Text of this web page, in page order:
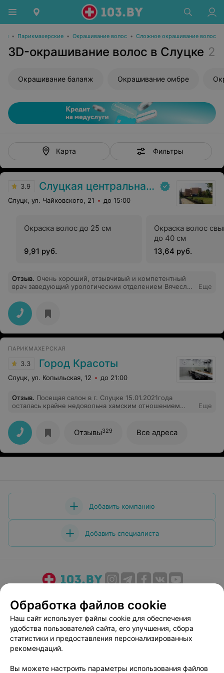
• Парикмахерские • Окрашивание волос • Сложное окрашивание волос
3D-окрашивание волос в Слуцке 2
Окрашивание балаяж Окрашивание омбре
Карта Фильтры
3.9 Слуцкая центральная районная больница
Слуцк, ул. Чайковского, 21 до 15:00
Окраска волос до 25 см
9,91 руб.
Окраска волос
до 40 см
13,64 руб.
Отзыв. Очень хороший, отзывчивый и компетентный
врач заведующий урологическим отделением Вячеслав
которых он лечит. Все сотрудники доброжелательные,
внимательные.
Еще
ПАРИКМАХЕРСКАЯ
3.3 Город Красоты
Слуцк, ул. Копыльская, 12 до 21:00
Отзыв. Посещая салон в г. Слуцке 15.01.2021года
осталась крайне недовольна хамским отношением
трясет грязной щеткой, затем переставляя вешалку
сбрасывает шубу в на грязный пол( перед этим
предупреждаю, что вешалка порвалась), не извиняясь
начинает хамить, что ничего с вашей шубой не станет.
В разговор вмешивается совсем молодой парикмахер
Еще
Отзывы329 Все адреса
Добавить компанию
Добавить специалиста
Медицинский маркетинг
Публичный договор
Пользовательское соглашение
Способы оплаты
Вакансии
Партнеры
Написать руководителю 103.by
Обработка файлов cookie
Наш сайт использует файлы cookie для обеспечения
удобства пользователей сайта, его улучшения, сбора
статистики и предоставления персонализированных
рекомендаций.
Вы можете настроить параметры использования файлов